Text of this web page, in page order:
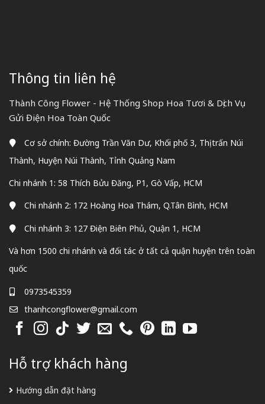
Thông tin liên hệ
Thành Công Flower - Hệ Thống Shop Hoa Tươi & Dịch Vụ
Gửi Điện Hoa Toàn Quốc
Cơ sở chính: Đường Trần Văn Dư, Khối phố 3, Thị trấn Núi
Thành, Huyện Núi Thành, Tỉnh Quảng Nam
Chi nhánh 1: 58 Thích Bửu Đăng, P1, Gò Vấp, HCM
Chi nhánh 2: 172 Hoàng Hoa Thám, Q.Tân Bình, HCM
Chi nhánh 3: 127 Điện Biên Phủ, Quận 1, HCM
Và hơn 1500 chi nhánh và đối tác ở tất cả quận huyện trên toàn
quốc
0973545359
thanhcongflower@gmail.com
Hỗ trợ khách hàng
Hướng dẫn đặt hàng